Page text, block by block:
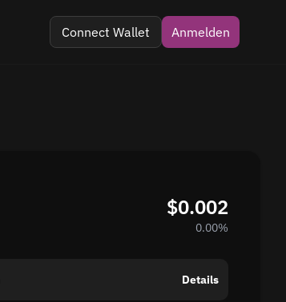
Connect Wallet Anmelden
$0.002
0.00%
Details